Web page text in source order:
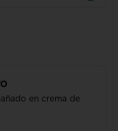
en crema de